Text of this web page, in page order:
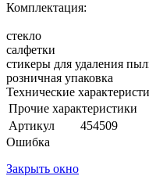
Комплектация:
стекло
салфетки
стикеры для удаления
розничная упаковка
Технические
Прочие характеристики
Артикул
454509
Ошибка
Закрыть окно